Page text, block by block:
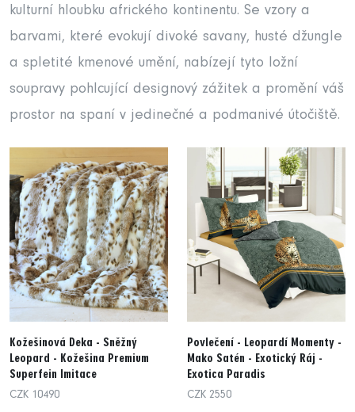
kulturní hloubku afrického kontinentu. Se vzory a
barvami, které evokují divoké savany, husté džungle
a spletité kmenové umění, nabízejí tyto ložní
soupravy pohlcující designový zážitek a promění váš
prostor na spaní v jedinečné a podmanivé útočiště.
Kožešinová Deka - Sněžný
Leopard - Kožešina Premium
Superfein Imitace
CZK 10490
Povlečení - Leopardí Momenty -
Mako Satén - Exotický Ráj -
Exotica Paradis
CZK 2550